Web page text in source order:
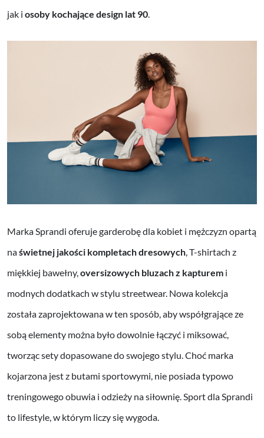
jak i osoby kochające design lat 90.
Marka Sprandi oferuje garderobę dla kobiet i mężczyzn opartą
naświetnej jakości kompletach dresowych, T-shirtach z
miękkiej bawełny,oversizowych bluzach z kapturem i
modnych dodatkach w stylu streetwear. Nowa kolekcja
została zaprojektowana w ten sposób, aby współgrające ze
sobą elementy można było dowolnie łączyć i miksować,
tworząc sety dopasowane do swojego stylu. Choć marka
kojarzona jest z butami sportowymi, nie posiada typowo
treningowego obuwia i odzieży na siłownię. Sport dla Sprandi
to lifestyle, w którym liczy się wygoda.